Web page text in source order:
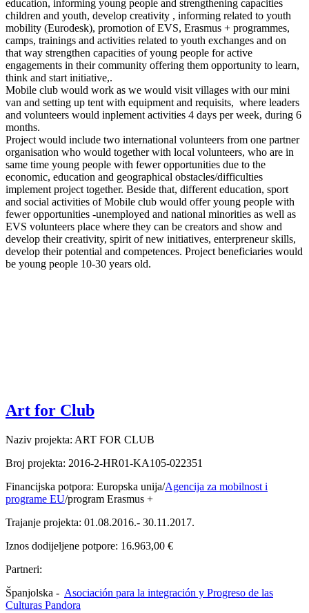
education, informing young people and strengthening capacities
children and youth, develop creativity , informing related to youth
mobility (Eurodesk), promotion of EVS, Erasmus + programmes,
camps, trainings and activities related to youth exchanges and on
that way strengthen capacities of young people for active
engagements in their community offering them opportunity to learn,
think and start initiative,.
Mobile club would work as we would visit villages with our mini
van and setting up tent with equipment and requisits, where leaders
and volunteers would inplement activities 4 days per week, during 6
months.
Project would include two international volunteers from one partner
organisation who would together with local volunteers, who are in
same time young people with fewer opportunities due to the
economic, education and geographical obstacles/difficulties
implement project together. Beside that, different education, sport
and social activities of Mobile club would offer young people with
fewer opportunities -unemployed and national minorities as well as
EVS volunteers place where they can be creators and show and
develop their creativity, spirit of new initiatives, enterpreneur skills,
develop their potential and competences. Project beneficiaries would
be young people 10-30 years old.
Art for Club
Naziv projekta: ART FOR CLUB
Broj projekta: 2016-2-HR01-KA105-022351
Financijska potpora: Europska unija/Agencija za mobilnost i
programe EU/program Erasmus +
Trajanje projekta: 01.08.2016.- 30.11.2017.
Iznos dodijeljene potpore: 16.963,00 €
Partneri:
Španjolska - Asociación para la integración y Progreso de las
Culturas Pandora